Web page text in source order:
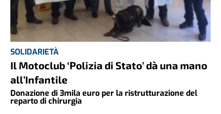
SOLIDARIETÀ
Il Motoclub ‘Polizia di Stato’ dà una mano
all’Infantile
Donazione di 3mila euro per la ristrutturazione del
reparto di chirurgia